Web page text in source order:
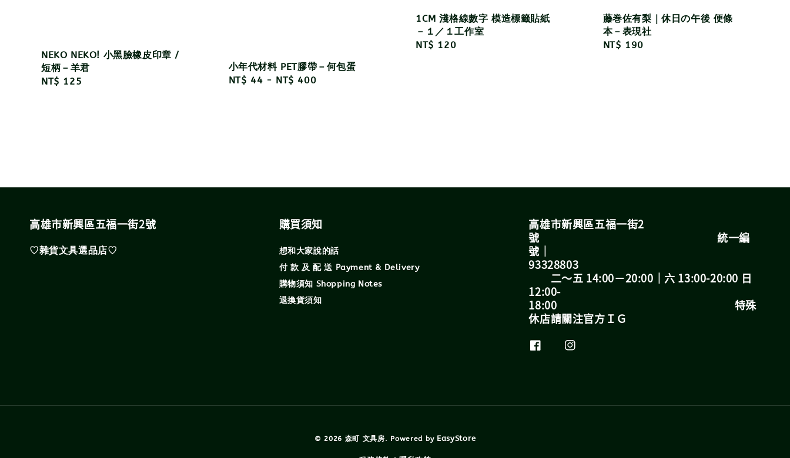
NEKO NEKO! 小黑臉橡皮印章 /
短柄－羊君
Regular
NT$ 125
小年代材料 PET膠帶－何包蛋
Regular
NT$ 44 - NT$ 400
1CM 淺格線數字 模造標籤貼紙
－１／１工作室
Regular
NT$ 120
藤巻佐有梨｜休日の午後 便條
本－表現社
Regular
NT$ 190
高雄市新興區五福一街2號
♡雜貨文具選品店♡
購買須知
想和大家說的話
付 款 及 配 送 Payment & Delivery
購物須知 Shopping Notes
退換貨須知
高雄市新興區五福一街2
號 統一編
號｜
93328803
二～五 14:00－20:00｜六 13:00-20:00 日
12:00-
18:00 特殊
休店請關注官方ＩＧ
© 2026 森町 文具房. Powered by EasyStore